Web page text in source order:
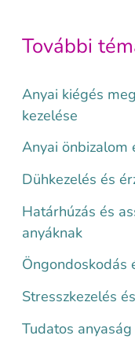
További
Anyai kiégés
kezelése
Anyai önbizalom
Dühkezelés és
Határhúzás és
anyáknak
Öngondoskodás
Stresszkezelés
Tudatos